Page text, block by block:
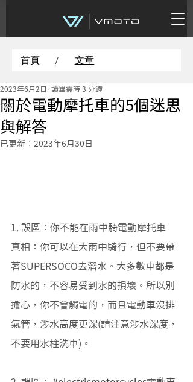
首頁 / 文章
關於電動摩托車的5個迷思
與解答
2023年6月2日 讀畢需時 3 分鐘
已更新： 2023年6月30日
1. 誤區：你不能在雨中騎電動摩托車
真相：你可以在大雨中騎行，但不要帶
著SUPERSOCO去潛水。大多數車都是
防水的，不容易受到水的損壞。所以別
擔心，你不會觸電的，而且電動車沒排
氣管，涉水高度更深(請注意涉水深度，
不要用水柱洗車)。